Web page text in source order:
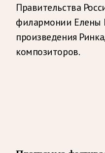
Правительства
филармонии Елены
произведения
композиторов.